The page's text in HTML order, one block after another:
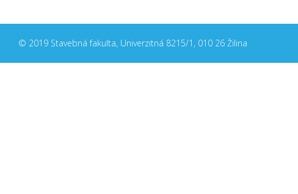
© 2019 Stavebná fakulta, Univerzitná 8215/1, 010 26 Žilina